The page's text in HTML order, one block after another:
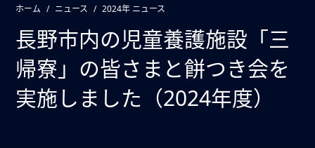
ホーム ニュース 2024年 ニュース
長野市内の児童養護施設「三
帰寮」の皆さまと餅つき会を
実施しました（2024年度）